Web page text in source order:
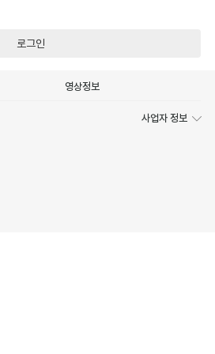
로그인
영상정보
사업자 정보